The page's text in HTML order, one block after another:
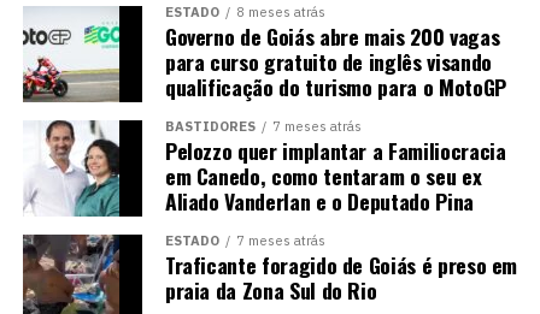
ESTADO 8 meses atrás
Governo de Goiás abre mais 200 vagas
para curso gratuito de inglês visando
qualificação do turismo para o MotoGP
BASTIDORES 7 meses atrás
Pelozzo quer implantar a Familiocracia
em Canedo, como tentaram o seu ex
Aliado Vanderlan e o Deputado Pina
ESTADO 7 meses atrás
Traficante foragido de Goiás é preso em
praia da Zona Sul do Rio